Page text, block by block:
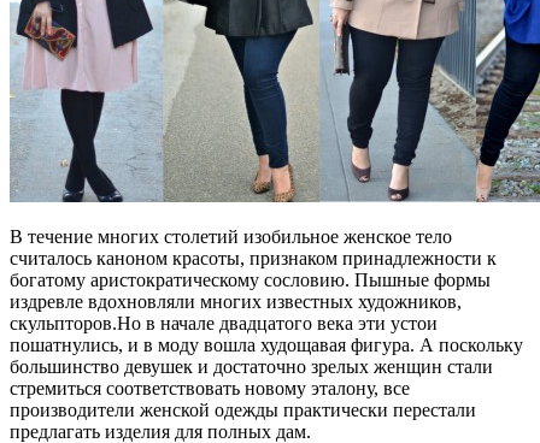
В течение многих столетий изобильное женское тело
считалось каноном красоты, признаком принадлежности к
богатому аристократическому сословию. Пышные формы
издревле вдохновляли многих известных художников,
скульпторов.Но в начале двадцатого века эти устои
пошатнулись, и в моду вошла худощавая фигура. А поскольку
большинство девушек и достаточно зрелых женщин стали
стремиться соответствовать новому эталону, все
производители женской одежды практически перестали
предлагать изделия для полных дам.